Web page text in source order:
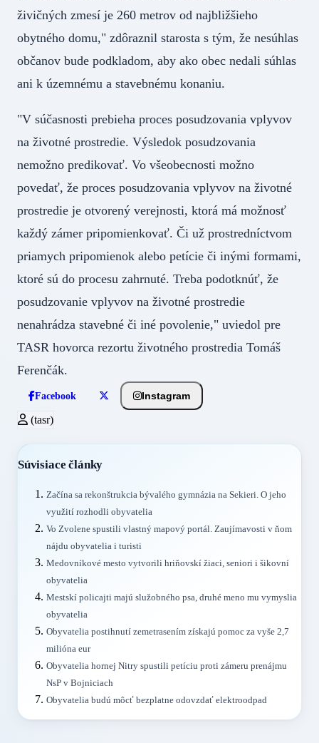
živičných zmesí je 260 metrov od najbližšieho
obytného domu," zdôraznil starosta s tým, že nesúhlas
občanov bude podkladom, aby ako obec nedali súhlas
ani k územnému a stavebnému konaniu.
"V súčasnosti prebieha proces posudzovania vplyvov
na životné prostredie. Výsledok posudzovania
nemožno predikovať. Vo všeobecnosti možno
povedať, že proces posudzovania vplyvov na životné
prostredie je otvorený verejnosti, ktorá má možnosť
každý zámer pripomienkovať. Či už prostredníctvom
priamych pripomienok alebo petície či inými formami,
ktoré sú do procesu zahrnuté. Treba podotknúť, že
posudzovanie vplyvov na životné prostredie
nenahrádza stavebné či iné povolenie," uviedol pre
TASR hovorca rezortu životného prostredia Tomáš
Ferenčák.
Facebook Instagram
(tasr)
Súvisiace články
Začína sa rekonštrukcia bývalého gymnázia na Sekieri. O jeho
využití rozhodli obyvatelia
Vo Zvolene spustili vlastný mapový portál. Zaujímavosti v ňom
nájdu obyvatelia i turisti
Medovníkové mesto vytvorili hriňovskí žiaci, seniori i šikovní
obyvatelia
Mestskí policajti majú služobného psa, druhé meno mu vymyslia
obyvatelia
Obyvatelia postihnutí zemetrasením získajú pomoc za vyše 2,7
milióna eur
Obyvatelia hornej Nitry spustili petíciu proti zámeru prenájmu
NsP v Bojniciach
Obyvatelia budú môcť bezplatne odovzdať elektroodpad